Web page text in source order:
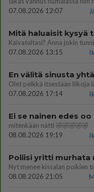
07.08.2026 12:07
Mitä haluaisit kysyä
Kaivatultasi? Anna jokin
07.08.2026 13:15
En välitä sinusta
07.08.2026 17:14
Ei se nainen edes oo
mitenkään nätti 🤣🤣🤣🤣🤣
08.08.2026 19:19
Poliisi yritti murhata
08.08.2026 21:05